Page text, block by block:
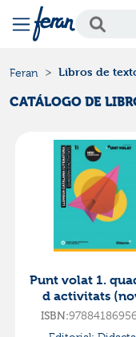
Feran Libros de
CATÁLOGO DE
Punt volat 1.
d activitats
edició
ISBN: